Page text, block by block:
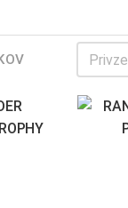
Sortiraj
Sortiraj